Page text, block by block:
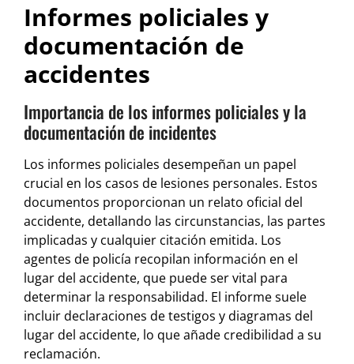
Informes policiales y
documentación de
accidentes
Importancia de los informes policiales y la
documentación de incidentes
Los informes policiales desempeñan un papel
crucial en los casos de lesiones personales. Estos
documentos proporcionan un relato oficial del
accidente, detallando las circunstancias, las partes
implicadas y cualquier citación emitida. Los
agentes de policía recopilan información en el
lugar del accidente, que puede ser vital para
determinar la responsabilidad. El informe suele
incluir declaraciones de testigos y diagramas del
lugar del accidente, lo que añade credibilidad a su
reclamación.